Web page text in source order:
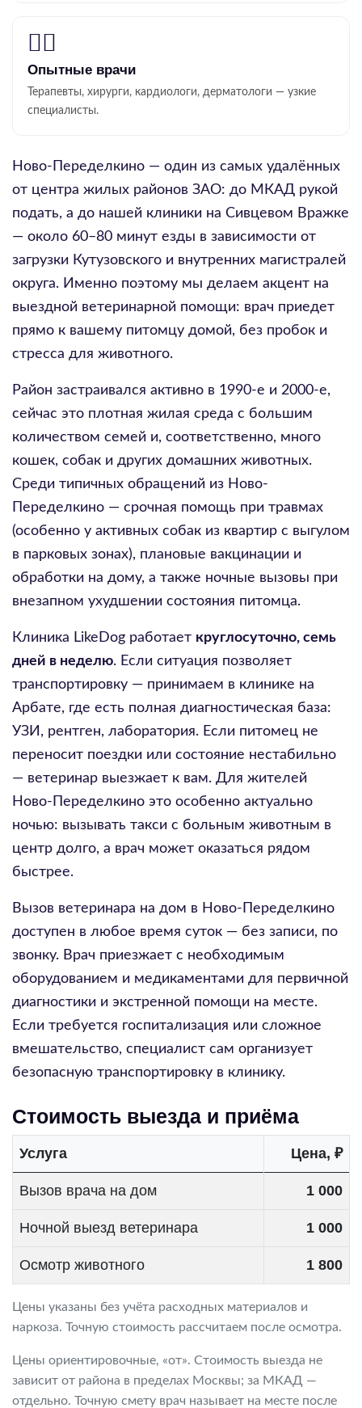
Опытные врачи
Терапевты, хирурги, кардиологи, дерматологи — узкие
специалисты.
Ново-Переделкино — один из самых удалённых
от центра жилых районов ЗАО: до МКАД рукой
подать, а до нашей клиники на Сивцевом Вражке
— около 60–80 минут езды в зависимости от
загрузки Кутузовского и внутренних магистралей
округа. Именно поэтому мы делаем акцент на
выездной ветеринарной помощи: врач приедет
прямо к вашему питомцу домой, без пробок и
стресса для животного.
Район застраивался активно в 1990-е и 2000-е,
сейчас это плотная жилая среда с большим
количеством семей и, соответственно, много
кошек, собак и других домашних животных.
Среди типичных обращений из Ново-
Переделкино — срочная помощь при травмах
(особенно у активных собак из квартир с выгулом
в парковых зонах), плановые вакцинации и
обработки на дому, а также ночные вызовы при
внезапном ухудшении состояния питомца.
Клиника LikeDog работает круглосуточно, семь
дней в неделю. Если ситуация позволяет
транспортировку — принимаем в клинике на
Арбате, где есть полная диагностическая база:
УЗИ, рентген, лаборатория. Если питомец не
переносит поездки или состояние нестабильно
— ветеринар выезжает к вам. Для жителей
Ново-Переделкино это особенно актуально
ночью: вызывать такси с больным животным в
центр долго, а врач может оказаться рядом
быстрее.
Вызов ветеринара на дом в Ново-Переделкино
доступен в любое время суток — без записи, по
звонку. Врач приезжает с необходимым
оборудованием и медикаментами для первичной
диагностики и экстренной помощи на месте.
Если требуется госпитализация или сложное
вмешательство, специалист сам организует
безопасную транспортировку в клинику.
Стоимость выезда и приёма
Услуга Цена, ₽
Вызов врача на дом 1 000
Ночной выезд ветеринара 1 000
Осмотр животного 1 800
Цены указаны без учёта расходных материалов и
наркоза. Точную стоимость рассчитаем после осмотра.
Цены ориентировочные, «от». Стоимость выезда не
зависит от района в пределах Москвы; за МКАД —
отдельно. Точную смету врач называет на месте после